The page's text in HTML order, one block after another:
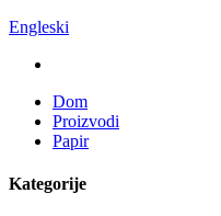
Engleski
Dom
Proizvodi
Papir
Kategorije